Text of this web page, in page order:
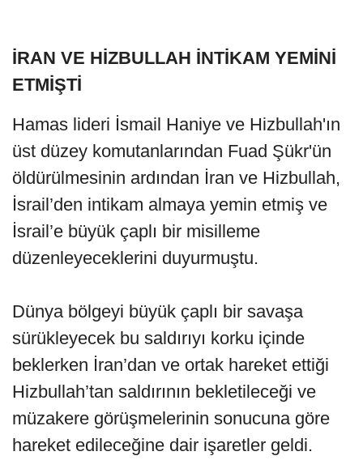
İRAN VE HİZBULLAH İNTİKAM YEMİNİ
ETMİŞTİ
Hamas lideri İsmail Haniye ve Hizbullah'ın
üst düzey komutanlarından Fuad Şükr'ün
öldürülmesinin ardından İran ve Hizbullah,
İsrail’den intikam almaya yemin etmiş ve
İsrail’e büyük çaplı bir misilleme
düzenleyeceklerini duyurmuştu.
Dünya bölgeyi büyük çaplı bir savaşa
sürükleyecek bu saldırıyı korku içinde
beklerken İran’dan ve ortak hareket ettiği
Hizbullah’tan saldırının bekletileceği ve
müzakere görüşmelerinin sonucuna göre
hareket edileceğine dair işaretler geldi.